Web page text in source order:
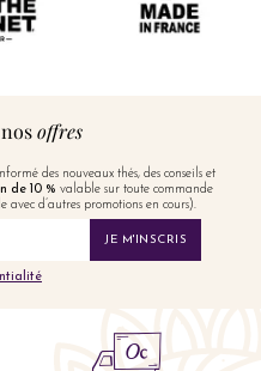
offres
des nouveaux thés, des conseils et
de 10 % valable sur toute commande
d’autres promotions en cours).
JE M'INSCRIS